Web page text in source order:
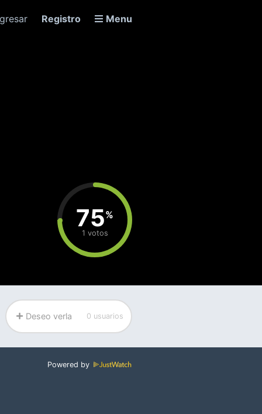
Registro Menu
75%
1 votos
Deseo verla 0 usuarios
Powered by